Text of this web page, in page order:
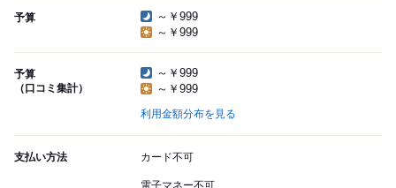
予算
～￥999
～￥999
予算
（口コミ集計）
～￥999
～￥999
利用金額分布を見る
支払い方法 カード不可